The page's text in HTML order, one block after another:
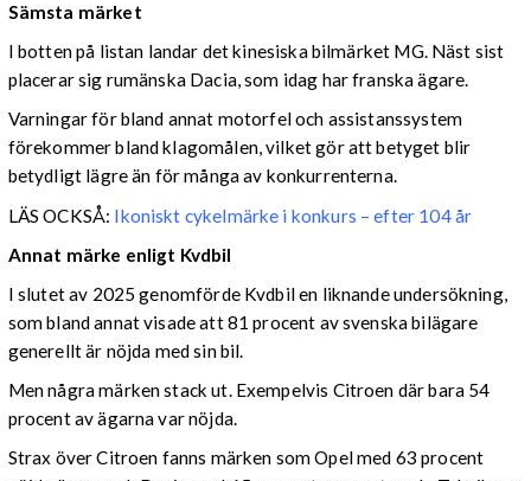
Sämsta märket
I botten på listan landar det kinesiska bilmärket MG. Näst sist
placerar sig rumänska Dacia, som idag har franska ägare.
Varningar för bland annat motorfel och assistanssystem
förekommer bland klagomålen, vilket gör att betyget blir
betydligt lägre än för många av konkurrenterna.
LÄS OCKSÅ: Ikoniskt cykelmärke i konkurs – efter 104 år
Annat märke enligt Kvdbil
I slutet av 2025 genomförde Kvdbil en liknande undersökning,
som bland annat visade att 81 procent av svenska bilägare
generellt är nöjda med sin bil.
Men några märken stack ut. Exempelvis Citroen där bara 54
procent av ägarna var nöjda.
Strax över Citroen fanns märken som Opel med 63 procent